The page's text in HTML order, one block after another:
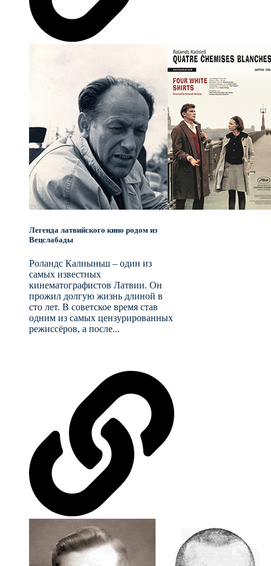
Легенда латвийского кино родом из
Вецслабады
Роландс Калныньш – один из
самых известных
кинематографистов Латвии. Он
прожил долгую жизнь длиной в
сто лет. В советское время став
одним из самых цензурированных
режиссёров, а после...